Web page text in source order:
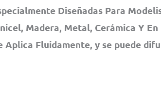
Diseñadas Para
Madera, Metal, Cerámica Y
Aplica Fluidamente, y se puede